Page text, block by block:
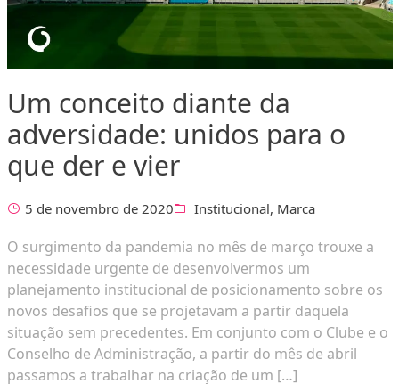
Um conceito diante da
adversidade: unidos para o
que der e vier
5 de novembro de 2020 Institucional, Marca
O surgimento da pandemia no mês de março trouxe a
necessidade urgente de desenvolvermos um
planejamento institucional de posicionamento sobre os
novos desafios que se projetavam a partir daquela
situação sem precedentes. Em conjunto com o Clube e o
Conselho de Administração, a partir do mês de abril
passamos a trabalhar na criação de um […]